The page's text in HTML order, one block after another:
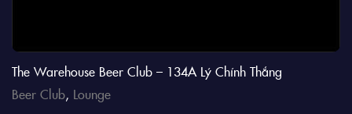
The Warehouse Beer Club – 134A Lý Chính Thắng
Beer Club, Lounge